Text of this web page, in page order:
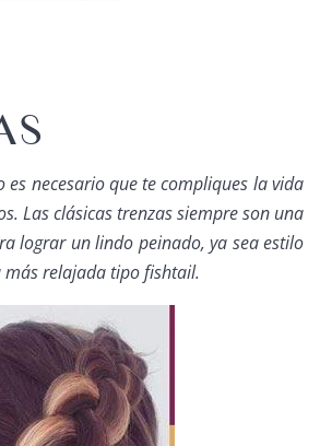
es necesario que te compliques la vida
Las clásicas trenzas siempre son una
lograr un lindo peinado, ya sea estilo
relajada tipofishtail.